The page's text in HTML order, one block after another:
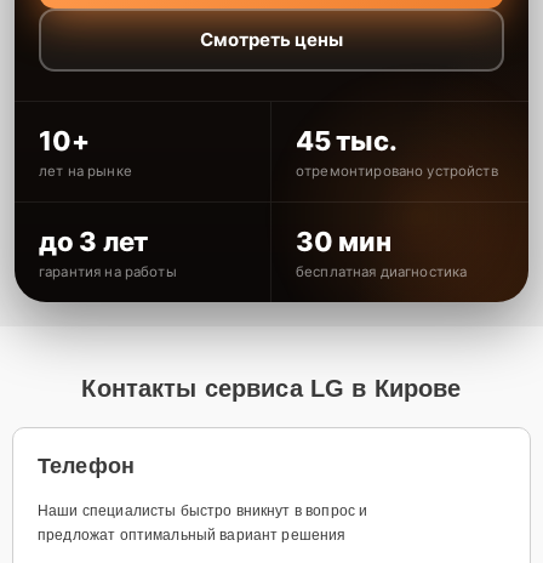
Смотреть цены
10+
лет на рынке
45 тыс.
отремонтировано устройств
до 3 лет
гарантия на работы
30 мин
бесплатная диагностика
Контакты сервиса LG в Кирове
Телефон
Наши специалисты быстро вникнут в вопрос и
предложат оптимальный вариант решения